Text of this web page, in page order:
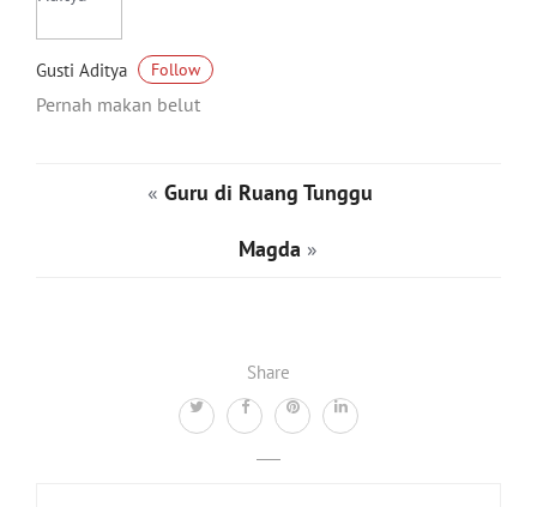
Share
Gusti Aditya Follow
Pernah makan belut
« Guru di Ruang Tunggu
Magda »